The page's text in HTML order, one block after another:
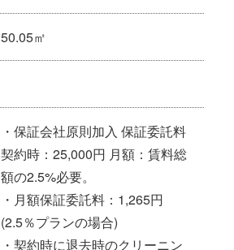
50.05㎡
・保証会社原則加入 保証委託料
契約時：25,000円 月額：賃料総
額の2.5%必要。
・月額保証委託料：1,265円
(2.5％プランの場合)
・契約時に退去時のクリーニン